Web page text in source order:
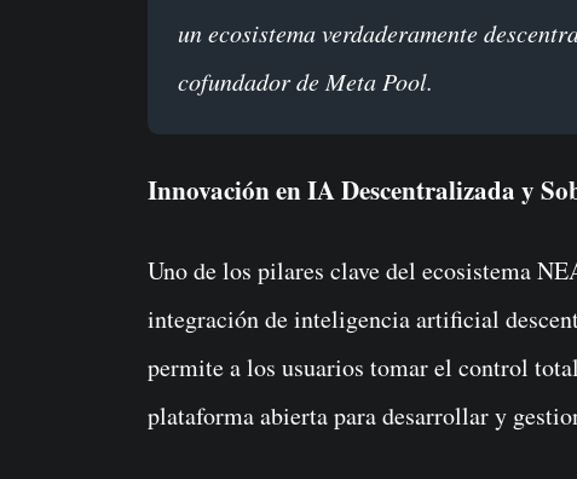
un ecosistema verdaderamente
cofundador de Meta Pool.
Innovación en IA Descentralizada y
Uno de los pilares clave del ecosistema
integración de inteligencia artificial
permite a los usuarios tomar el control
plataforma abierta para desarrollar y